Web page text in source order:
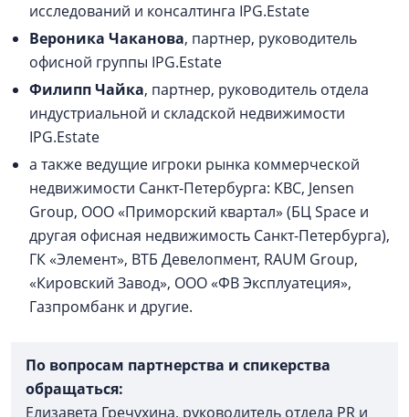
исследований и консалтинга IPG.Estate
Вероника Чаканова, партнер, руководитель
офисной группы IPG.Estate
Филипп Чайка, партнер, руководитель отдела
индустриальной и складской недвижимости
IPG.Estate
а также ведущие игроки рынка коммерческой
недвижимости Санкт-Петербурга: КВС, Jensen
Group, ООО «Приморский квартал» (БЦ Space и
другая офисная недвижимость Санкт-Петербурга),
ГК «Элемент», ВТБ Девелопмент, RAUM Group,
«Кировский Завод», ООО «ФВ Эксплуатеция»,
Газпромбанк и другие.
По вопросам партнерства и спикерства
обращаться:
Елизавета Гречухина, руководитель отдела PR и